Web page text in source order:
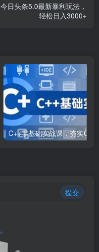
今日头条5.0最新暴利玩法，
轻松日入3000+
提交